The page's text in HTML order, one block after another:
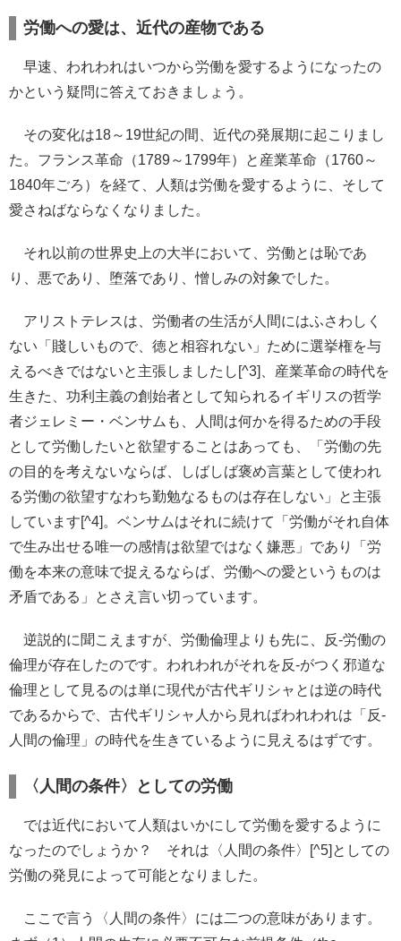
労働への愛は、近代の産物である
早速、われわれはいつから労働を愛するようになったの
かという疑問に答えておきましょう。
その変化は18～19世紀の間、近代の発展期に起こりまし
た。フランス革命（1789～1799年）と産業革命（1760～
1840年ごろ）を経て、人類は労働を愛するように、そして
愛さねばならなくなりました。
それ以前の世界史上の大半において、労働とは恥であ
り、悪であり、堕落であり、憎しみの対象でした。
アリストテレスは、労働者の生活が人間にはふさわしく
ない「賤しいもので、徳と相容れない」ために選挙権を与
えるべきではないと主張しましたし[^3]、産業革命の時代を
生きた、功利主義の創始者として知られるイギリスの哲学
者ジェレミー・ベンサムも、人間は何かを得るための手段
として労働したいと欲望することはあっても、「労働の先
の目的を考えないならば、しばしば褒め言葉として使われ
る労働の欲望すなわち勤勉なるものは存在しない」と主張
しています[^4]。ベンサムはそれに続けて「労働がそれ自体
で生み出せる唯一の感情は欲望ではなく嫌悪」であり「労
働を本来の意味で捉えるならば、労働への愛というものは
矛盾である」とさえ言い切っています。
逆説的に聞こえますが、労働倫理よりも先に、反-労働の
倫理が存在したのです。われわれがそれを反-がつく邪道な
倫理として見るのは単に現代が古代ギリシャとは逆の時代
であるからで、古代ギリシャ人から見ればわれわれは「反-
人間の倫理」の時代を生きているように見えるはずです。
〈人間の条件〉としての労働
では近代において人類はいかにして労働を愛するように
なったのでしょうか？ それは〈人間の条件〉[^5]としての
労働の発見によって可能となりました。
ここで言う〈人間の条件〉には二つの意味があります。